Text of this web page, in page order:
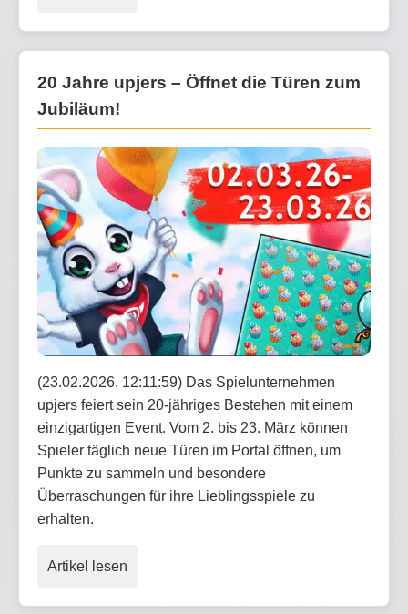
20 Jahre upjers – Öffnet die Türen zum
Jubiläum!
(23.02.2026, 12:11:59) Das Spielunternehmen
upjers feiert sein 20-jähriges Bestehen mit einem
einzigartigen Event. Vom 2. bis 23. März können
Spieler täglich neue Türen im Portal öffnen, um
Punkte zu sammeln und besondere
Überraschungen für ihre Lieblingsspiele zu
erhalten.
Artikel lesen